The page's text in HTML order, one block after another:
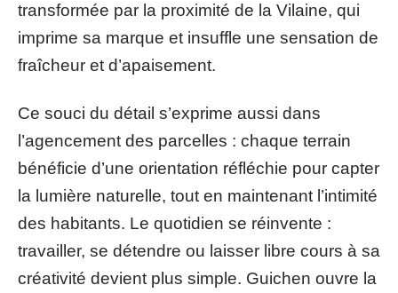
transformée par la proximité de la Vilaine, qui
imprime sa marque et insuffle une sensation de
fraîcheur et d’apaisement.
Ce souci du détail s’exprime aussi dans
l’agencement des parcelles : chaque terrain
bénéficie d’une orientation réfléchie pour capter
la lumière naturelle, tout en maintenant l’intimité
des habitants. Le quotidien se réinvente :
travailler, se détendre ou laisser libre cours à sa
créativité devient plus simple. Guichen ouvre la